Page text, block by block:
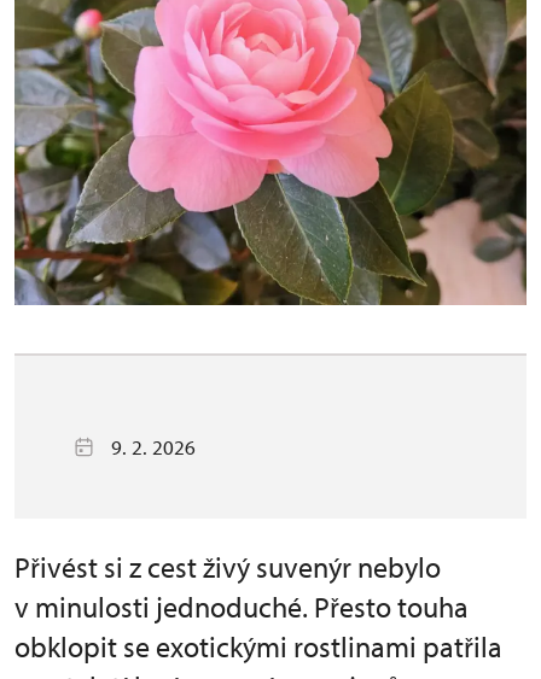
9. 2. 2026
Přivést si z cest živý suvenýr nebylo
v minulosti jednoduché. Přesto touha
obklopit se exotickými rostlinami patřila